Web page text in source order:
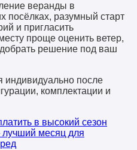
веранды в
посёлках, разумный старт
и пригласить
проще оценить ветер,
решение под ваш
индивидуально после
комплектации и
в высокий сезон
месяц для